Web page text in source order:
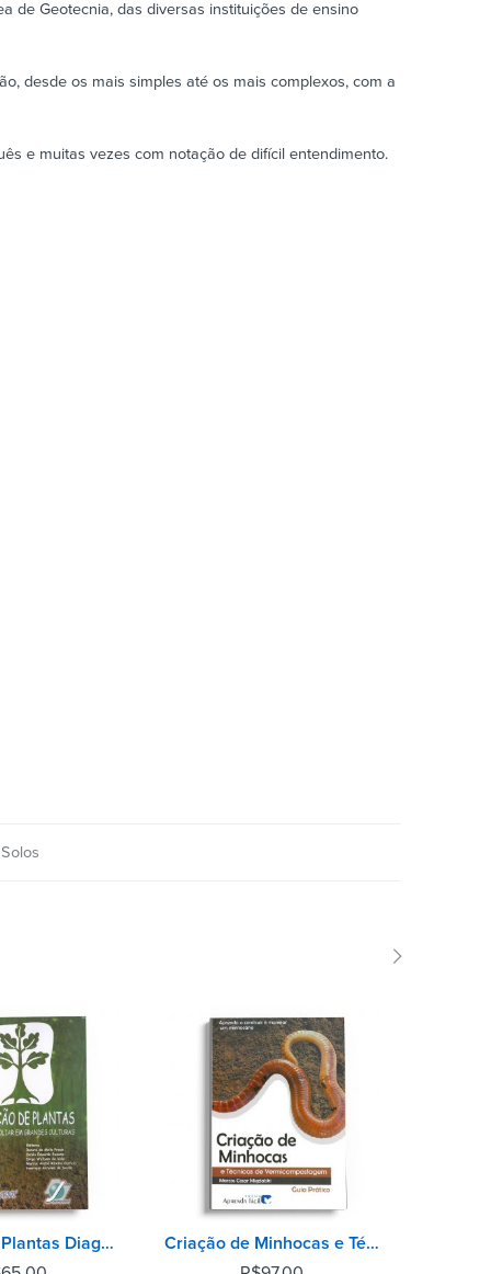
de Geotecnia, das diversas instituições de ensino
desde os mais simples até os mais complexos, com a
e muitas vezes com notação de difícil entendimento.
Solos
Nutrição de Plantas Diagnose Foliar em Grandes Culturas
Criação de Minhocas e Técnicas de Vermicompostagem - 2° Edição